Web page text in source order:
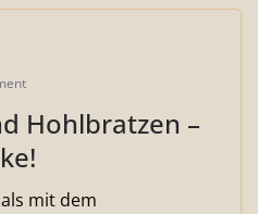
Hohlbratzen –
mit dem